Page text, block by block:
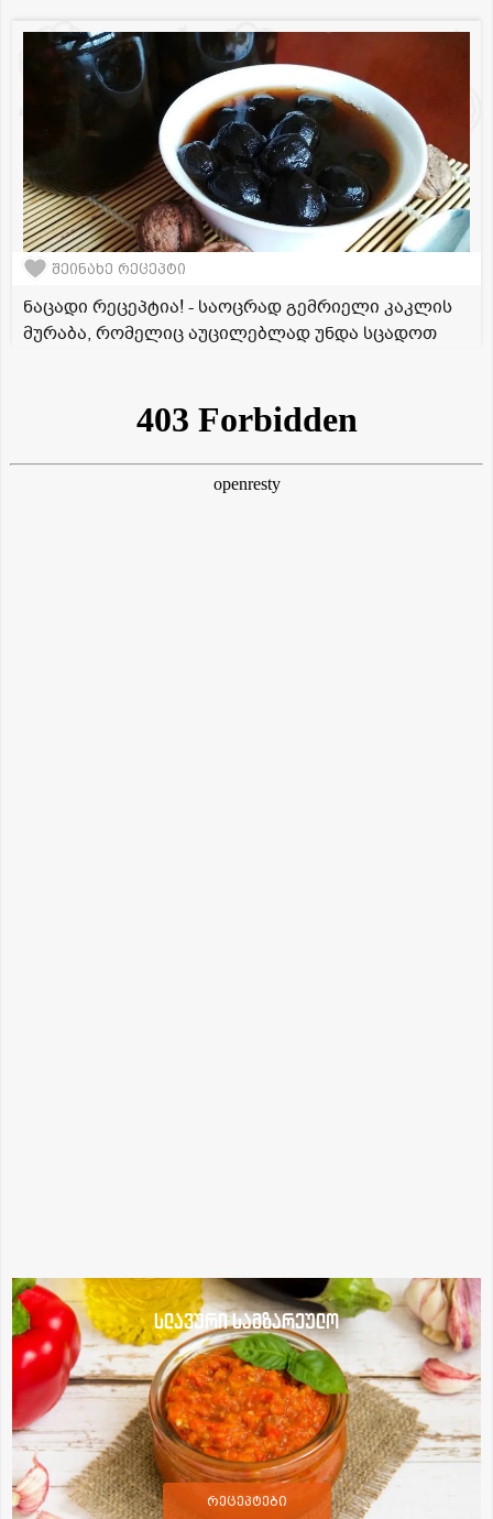
შეინახე რეცეპტი
ნაცადი რეცეპტია! - საოცრად გემრიელი კაკლის
მურაბა, რომელიც აუცილებლად უნდა სცადოთ
სლავური სამზარეულო
რეცეპტები